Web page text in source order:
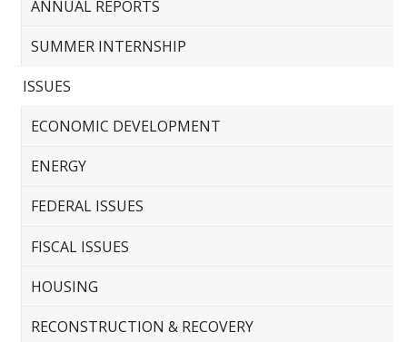
ANNUAL REPORTS
SUMMER INTERNSHIP
ISSUES
ECONOMIC DEVELOPMENT
ENERGY
FEDERAL ISSUES
FISCAL ISSUES
HOUSING
RECONSTRUCTION & RECOVERY